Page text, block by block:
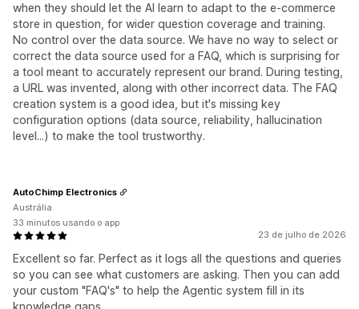
when they should let the AI learn to adapt to the e-commerce
store in question, for wider question coverage and training.
No control over the data source. We have no way to select or
correct the data source used for a FAQ, which is surprising for
a tool meant to accurately represent our brand. During testing,
a URL was invented, along with other incorrect data. The FAQ
creation system is a good idea, but it's missing key
configuration options (data source, reliability, hallucination
level...) to make the tool trustworthy.
23 de julho de 2026
Excellent so far. Perfect as it logs all the questions and queries
so you can see what customers are asking. Then you can add
your custom "FAQ's" to help the Agentic system fill in its
AutoChimp Electronics
Austrália
33 minutos usando o app